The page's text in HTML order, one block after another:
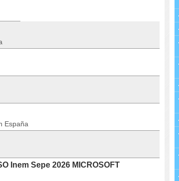
España
Inem Sepe 2026 MICROSOFT